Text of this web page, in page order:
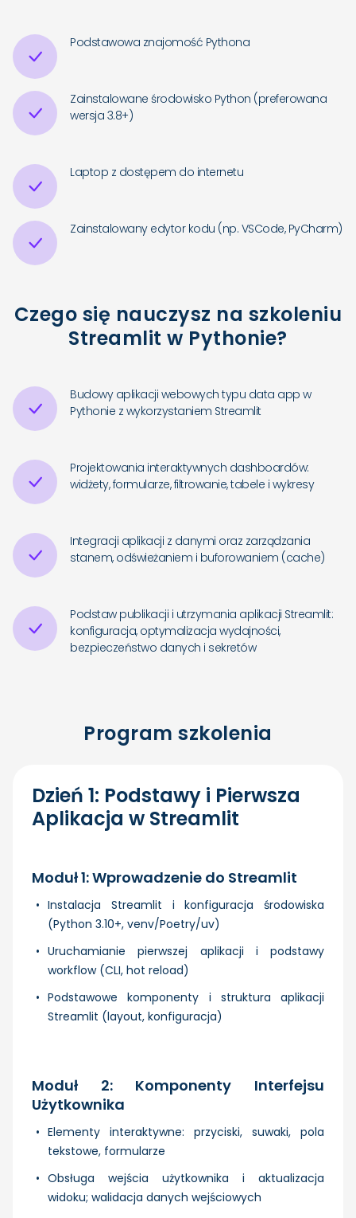
Podstawowa znajomość Pythona
Zainstalowane środowisko Python (preferowana
wersja 3.8+)
Laptop z dostępem do internetu
Zainstalowany edytor kodu (np. VSCode, PyCharm)
Czego się nauczysz na szkoleniu
Streamlit w Pythonie?
Budowy aplikacji webowych typu data app w
Pythonie z wykorzystaniem Streamlit
Projektowania interaktywnych dashboardów:
widżety, formularze, filtrowanie, tabele i wykresy
Integracji aplikacji z danymi oraz zarządzania
stanem, odświeżaniem i buforowaniem (cache)
Podstaw publikacji i utrzymania aplikacji Streamlit:
konfiguracja, optymalizacja wydajności,
bezpieczeństwo danych i sekretów
Program szkolenia
Dzień 1: Podstawy i Pierwsza
Aplikacja w Streamlit
Moduł 1: Wprowadzenie do Streamlit
Instalacja Streamlit i konfiguracja środowiska
(Python 3.10+, venv/Poetry/uv)
Uruchamianie pierwszej aplikacji i podstawy
workflow (CLI, hot reload)
Podstawowe komponenty i struktura aplikacji
Streamlit (layout, konfiguracja)
Moduł 2: Komponenty Interfejsu
Użytkownika
Elementy interaktywne: przyciski, suwaki, pola
tekstowe, formularze
Obsługa wejścia użytkownika i aktualizacja
widoku; walidacja danych wejściowych